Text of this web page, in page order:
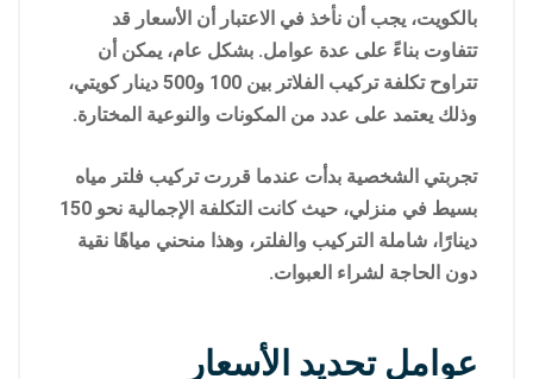
بالكويت، يجب أن نأخذ في الاعتبار أن الأسعار قد
تتفاوت بناءً على عدة عوامل. بشكل عام، يمكن أن
تتراوح تكلفة تركيب الفلاتر بين 100 و500 دينار كويتي،
وذلك يعتمد على عدد من المكونات والنوعية المختارة.
تجربتي الشخصية بدأت عندما قررت تركيب فلتر مياه
بسيط في منزلي، حيث كانت التكلفة الإجمالية نحو 150
دينارًا، شاملة التركيب والفلتر، وهذا منحني مياهًا نقية
دون الحاجة لشراء العبوات.
عوامل تحديد الأسعار